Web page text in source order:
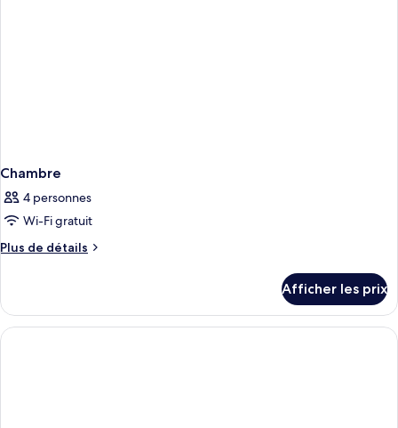
Chambre
4 personnes
Wi-Fi gratuit
Plus de détails
Plus
Chambre
Afficher les prix